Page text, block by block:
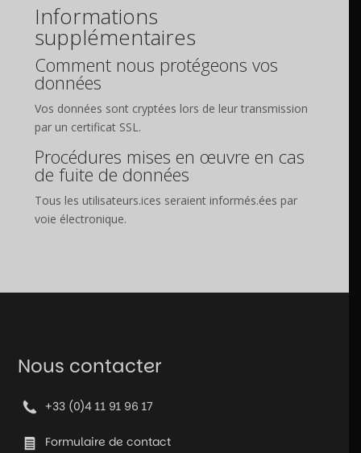
Informations
supplémentaires
Comment nous protégeons vos
données
Vos données sont cryptées lors de leur transmission
par un certificat SSL.
Procédures mises en œuvre en cas
de fuite de données
Tous les utilisateurs.ices seraient informés.ées par
voie électronique.
Nous contacter
+33 (0)4 11 91 96 17
Formulaire de contact